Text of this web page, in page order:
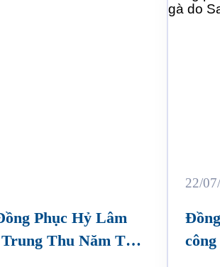
Phục Hỷ Lâm
Thu Năm Thứ
22/